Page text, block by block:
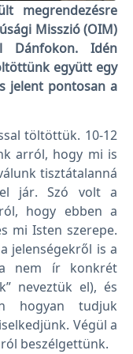
megrendezésre
Misszió (OIM)
Dánfokon. Idén
együtt egy
jelent pontosan a
töltöttük. 10-12
arról, hogy mi is
tisztátalanná
jár. Szó volt a
hogy ebben a
mi Isten szerepe.
jelenségekről is a
nem ír konkrét
neveztük el), és
hogyan tudjuk
Végül a
beszélgettünk.